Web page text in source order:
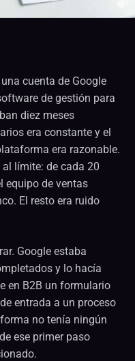
cuenta de Google
de gestión para
diez meses
era constante y el
era razonable.
límite: de cada 20
equipo de ventas
El resto era ruido
Google estaba
y lo hacía
en B2B un formulario
entrada a un proceso
no tenía ningún
ese primer paso